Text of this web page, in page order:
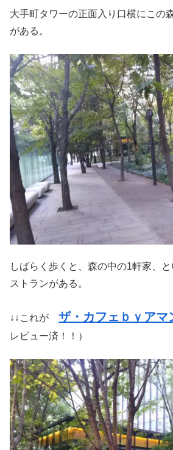
大手町タワーの正面入り口横にこの
がある。
しばらく歩くと、森の中の1軒家、
ストランがある。
↓↓これが ザ・カフェｂｙアマ
レビュー済！！）